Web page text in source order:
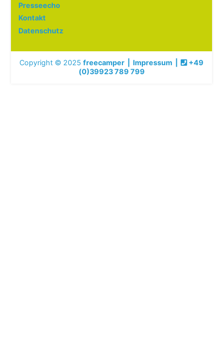
Presseecho
Kontakt
Datenschutz
Copyright © 2025 freecamper Impressum
+49
(0)39923 789 799